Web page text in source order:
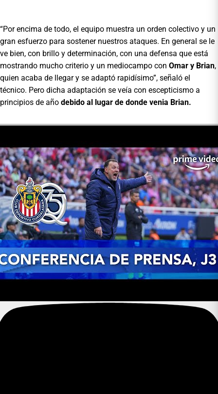
“Por encima de todo, el equipo muestra un orden colectivo y un
gran esfuerzo para sostener nuestros ataques. En general se le
ve bien, con brillo y determinación, con una defensa que está
mostrando mucho criterio y un mediocampo con Omar y Brian,
quien acaba de llegar y se adaptó rapidísimo”, señaló el
técnico. Pero dicha adaptación se veía con escepticismo a
principios de año debido al lugar de donde venia Brian.